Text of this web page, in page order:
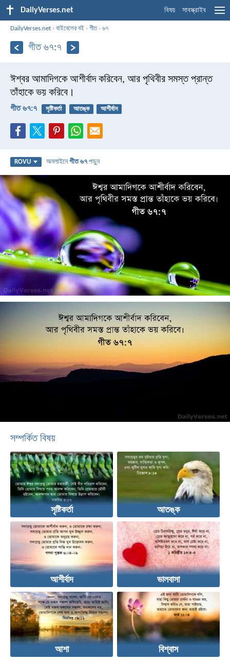
DailyVerses.net বিষয় সাবস্ক্রাইব
DailyVerses.net ›বাইবেলের বই ›গীত›৬৭
গীত ৬৭:৭
ঈশ্বর আমাদিগকে আশীর্বাদ করিবেন, আর পৃথিবীর সমস্ত প্রান্ত
তাঁহাকে ভয় করিবে।
গীত ৬৭:৭ সৃষ্টিকর্তা আতঙ্ক আশীর্বাদ
ROVU অনলাইনেগীত ৬৭ পড়ুন
সম্পর্কিত বিষয়
সৃষ্টিকর্তা আতঙ্ক
আশীর্বাদ ভালবাসা
আশা বিশ্বাস